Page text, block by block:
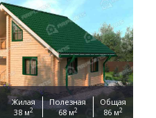
Жилая
38 м2
Полезная
68 м2
Общая
86 м2